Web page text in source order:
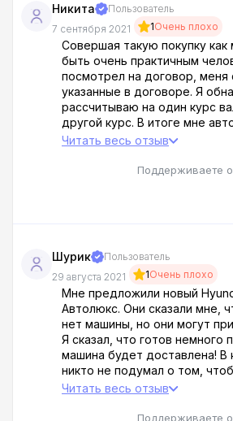
Никита
Пользователь
7 сентября 2021
1Очень плохо
Совершая такую покупку
быть очень практичным
посмотрел на договор, меня
указанные в договоре. Я
рассчитываю на один курс
другой курс. В итоге мне
неподъёмную сумму денег,
бюджетный вариант.
Читать весь отзыв
Поддерживаете
Шурик
Пользователь
29 августа 2021
1Очень плохо
Мне предложили новый
Автолюкс. Они сказали мне,
нет машины, но они могут
Я сказал, что готов немного
машина будет доставлена! В
никто не подумал о том,
Я ждал 3,5 часа, но машину
моей платежеспособности!
Читать весь отзыв
Поддерживаете